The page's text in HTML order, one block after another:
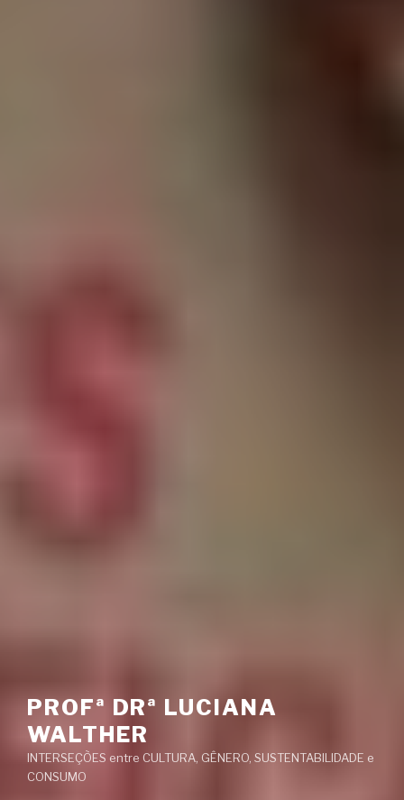
PROFª DRª LUCIANA
WALTHER
INTERSEÇÕES entre CULTURA, GÊNERO, SUSTENTABILIDADE e
CONSUMO